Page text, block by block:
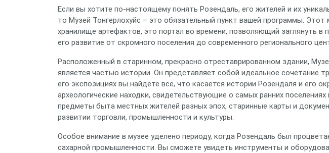
Если вы хотите по-настоящему понять Розендаль, его жителей и их
то Музей Тонгерлохуйс – это обязательный пункт вашей программы. Этот
хранилище артефактов, это портал во времени, позволяющий заглянуть в
его развитие от скромного поселения до современного регионального
Расположенный в старинном, прекрасно отреставрированном здании,
является частью истории. Он представляет собой идеальное сочетание
его экспозициях вы найдете все, что касается истории Розендаля и его
археологические находки, свидетельствующие о самых ранних
предметы быта местных жителей разных эпох, старинные карты и
развитии торговли, промышленности и культуры.
Особое внимание в музее уделено периоду, когда Розендаль был
сахарной промышленности. Вы сможете увидеть инструменты и